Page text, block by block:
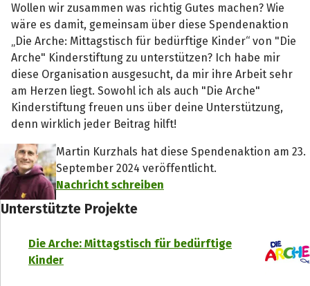
Wollen wir zusammen was richtig Gutes machen? Wie
wäre es damit, gemeinsam über diese Spendenaktion
„Die Arche: Mittagstisch für bedürftige Kinder“ von "Die
Arche" Kinderstiftung zu unterstützen? Ich habe mir
diese Organisation ausgesucht, da mir ihre Arbeit sehr
am Herzen liegt. Sowohl ich als auch "Die Arche"
Kinderstiftung freuen uns über deine Unterstützung,
denn wirklich jeder Beitrag hilft!
Martin Kurzhals hat diese Spendenaktion am 23.
September 2024 veröffentlicht.
Nachricht schreiben
Unterstützte Projekte
Die Arche: Mittagstisch für bedürftige
Kinder